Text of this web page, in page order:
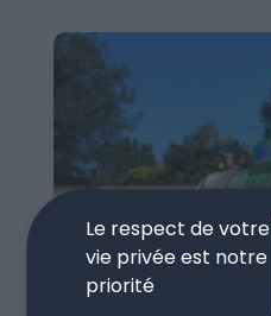
Le respect de votre
vie privée est notre
priorité